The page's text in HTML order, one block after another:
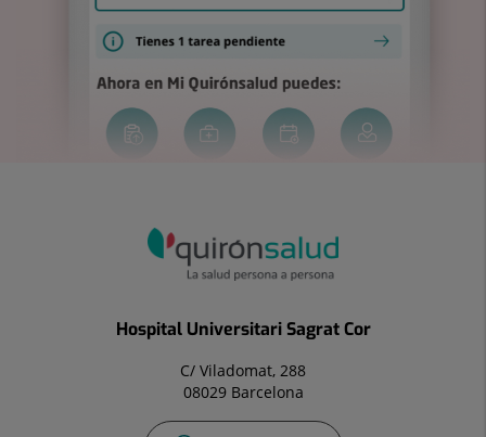
Hospital Universitari Sagrat Cor
C/ Viladomat, 288
08029 Barcelona